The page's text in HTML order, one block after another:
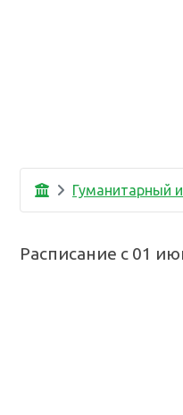
Гуманитарный
Расписание с 01